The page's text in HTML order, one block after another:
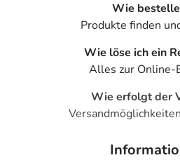
Wie bestelle
Produkte finden
Wie löse ich ein
Alles zur Online-
Wie erfolgt der